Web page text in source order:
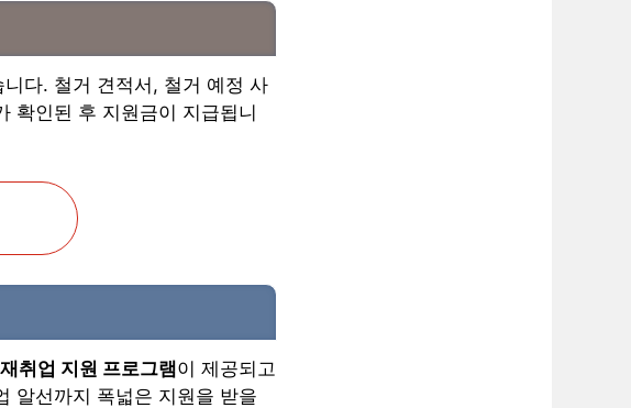
다. 철거 견적서, 철거 예정 사
확인된 후 지원금이 지급됩니
재취업 지원 프로그램이 제공되고
알선까지 폭넓은 지원을 받을